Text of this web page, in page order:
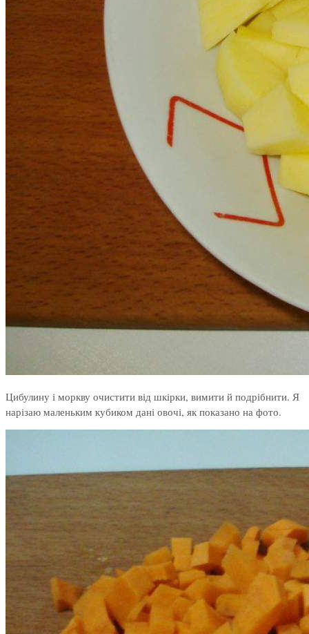
Цибулину і моркву очистити від шкірки, вимити й подрібнити. Я
нарізаю маленьким кубиком дані овочі, як показано на фото.